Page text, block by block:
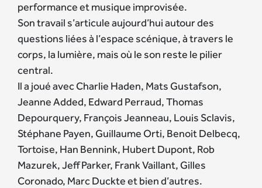
performance et musique improvisée.
Son travail s’articule aujourd’hui autour des
questions liées à l’espace scénique, à travers le
corps, la lumière, mais où le son reste le pilier
central.
Il a joué avec Charlie Haden, Mats Gustafson,
Jeanne Added, Edward Perraud, Thomas
Depourquery, François Jeanneau, Louis Sclavis,
Stéphane Payen, Guillaume Orti, Benoit Delbecq,
Tortoise, Han Bennink, Hubert Dupont, Rob
Mazurek, Jeff Parker, Frank Vaillant, Gilles
Coronado, Marc Duckte et bien d’autres.